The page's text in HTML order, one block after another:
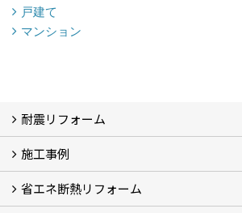
戸建て
マンション
耐震リフォーム
空設計の耐震診断
耐震診断と耐震補強 動画
耐震診断レポート
減災セミナー・耐震基準と熊本地震 動画
耐震診断と耐震補強 解説
耐震診断Q&A
施工事例
施工事例
浴室の劣化改修と耐震補強 動画
浴室の劣化改修と耐震補強①
浴室の劣化改修と耐震補強②
省エネ断熱リフォーム